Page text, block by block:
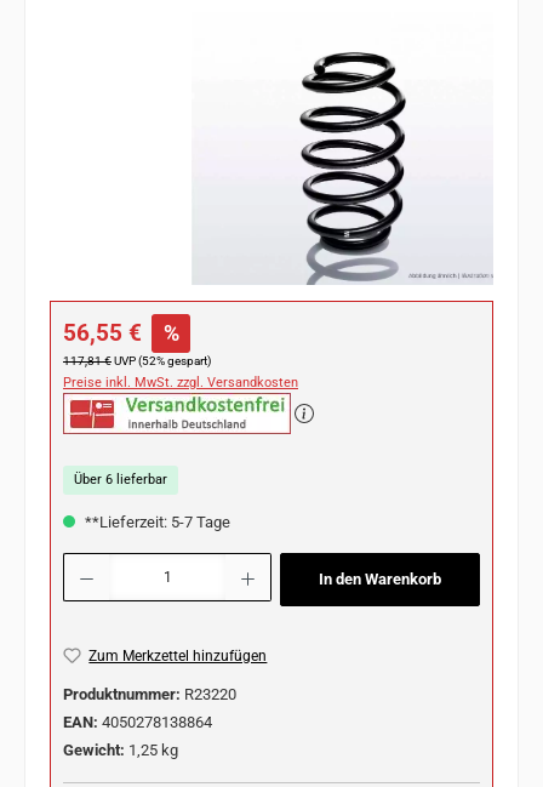
Verkaufspreis:
56,55 € %
Regulärer Preis:
117,81 €UVP (52% gespart)
Preise inkl. MwSt. zzgl. Versandkosten
Über 6 lieferbar
**Lieferzeit: 5-7 Tage
Produkt Anzahl: Gib den gewünschten Wert ein oder benutze die Schaltflächen
In den Warenkorb
Zum Merkzettel hinzufügen
Produktnummer: R23220
EAN: 4050278138864
Gewicht: 1,25 kg